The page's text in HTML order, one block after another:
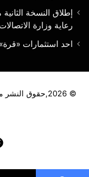
إطلاق النسخة
رعاية وزارة الاتصالات
احد استثمارات
© 2026,حقوق النشر محفوظة |